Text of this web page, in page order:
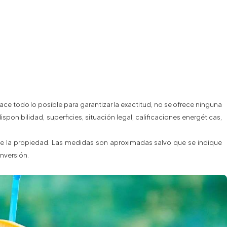
todo lo posible para garantizar la exactitud, no se ofrece ninguna
superficies, situación legal, calificaciones energéticas,
propiedad. Las medidas son aproximadas salvo que se indique